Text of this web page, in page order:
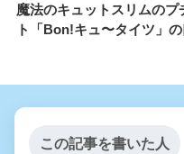
魔法のキュットスリムのプ
ト「Bon!キュ〜タイツ」の
この記事を書いた人